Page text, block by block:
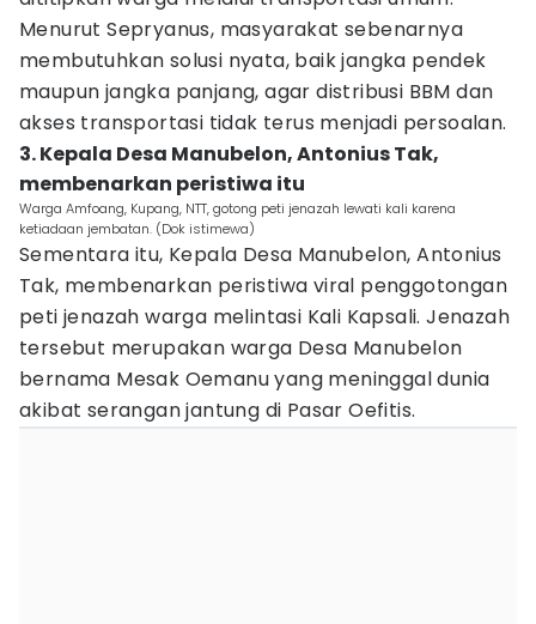
Menurut Sepryanus, masyarakat sebenarnya
membutuhkan solusi nyata, baik jangka pendek
maupun jangka panjang, agar distribusi BBM dan
akses transportasi tidak terus menjadi persoalan.
3. Kepala Desa Manubelon, Antonius Tak,
membenarkan peristiwa itu
Warga Amfoang, Kupang, NTT, gotong peti jenazah lewati kali karena
ketiadaan jembatan. (Dok istimewa)
Sementara itu, Kepala Desa Manubelon, Antonius
Tak, membenarkan peristiwa viral penggotongan
peti jenazah warga melintasi Kali Kapsali. Jenazah
tersebut merupakan warga Desa Manubelon
bernama Mesak Oemanu yang meninggal dunia
akibat serangan jantung di Pasar Oefitis.